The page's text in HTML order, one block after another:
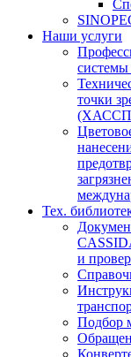
Наши услуги
точки
(ХАССП)
Тех.
и
Подбор